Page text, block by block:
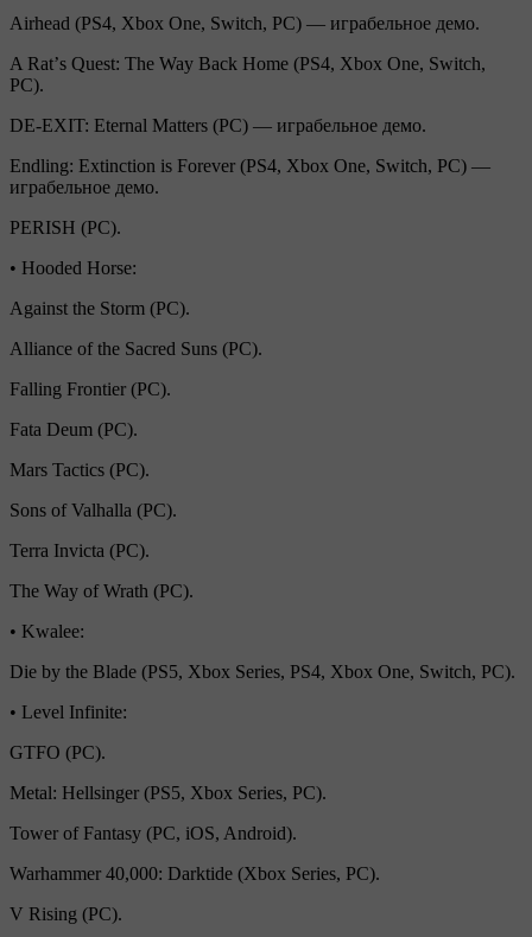
Airhead (PS4, Xbox One, Switch, PC) — играбельное демо.
A Ratʼs Quest: The Way Back Home (PS4, Xbox One, Switch,
PC).
DE-EXIT: Eternal Matters (PC) — играбельное демо.
Endling: Extinction is Forever (PS4, Xbox One, Switch, PC) —
играбельное демо.
PERISH (PC).
• Hooded Horse:
Against the Storm (PC).
Alliance of the Sacred Suns (PC).
Falling Frontier (PC).
Fata Deum (PC).
Mars Tactics (PC).
Sons of Valhalla (PC).
Terra Invicta (PC).
The Way of Wrath (PC).
• Kwalee:
Die by the Blade (PS5, Xbox Series, PS4, Xbox One, Switch, PC).
• Level Infinite:
GTFO (PC).
Metal: Hellsinger (PS5, Xbox Series, PC).
Tower of Fantasy (PC, iOS, Android).
Warhammer 40,000: Darktide (Xbox Series, PC).
V Rising (PC).